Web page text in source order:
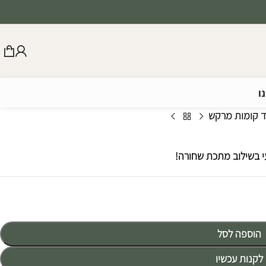
קומות מרקש
בשילוב מתכת שחורה!
הוספה לסל
לקנות עכשיו